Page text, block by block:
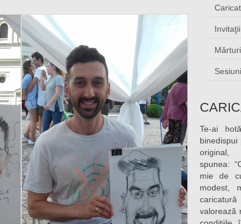
Te-ai
original,
spunea:
mie de
modest,
valorează